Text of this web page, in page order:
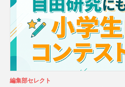
編集部セレクト